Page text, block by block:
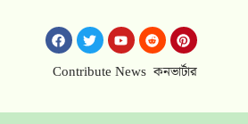
Contribute News কনভার্টার